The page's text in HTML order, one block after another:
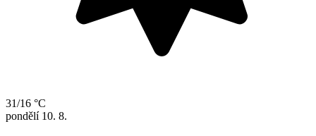
31/16 °C
pondělí 10. 8.